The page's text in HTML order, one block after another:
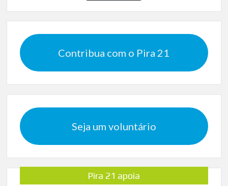
Contribua com o Pira 21
Seja um voluntário
Pira 21 apoia